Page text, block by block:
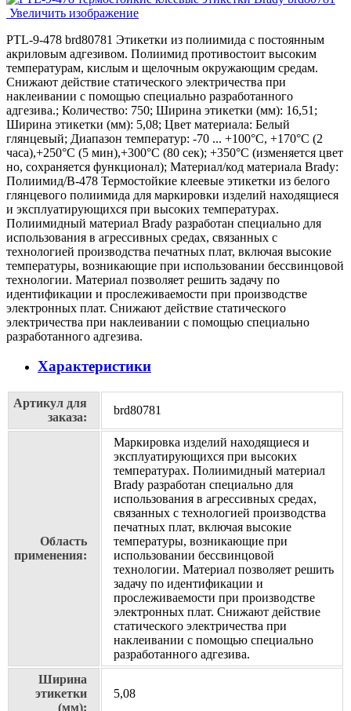
Увеличить изображение
PTL-9-478 brd80781 Этикетки из полиимида с постоянным
акриловым адгезивом. Полиимид противостоит высоким
температурам, кислым и щелочным окружающим средам.
Cнижают действие статического электричества при
наклеивании с помощью специально разработанного
адгезива.; Количество: 750; Ширина этикетки (мм): 16,51;
Ширина этикетки (мм): 5,08; Цвет материала: Белый
глянцевый; Диапазон температур: -70 ... +100°С, +170°С (2
часа),+250°С (5 мин),+300°С (80 сек); +350°С (изменяется цвет
но, сохраняется функционал); Материал/код материала Brady:
Полиимид/В-478 Термостойкие клеевые этикетки из белого
глянцевого полиимида для маркировки изделий находящиеся
и эксплуатирующихся при высоких температурах.
Полиимидный материал Brady разработан специально для
использования в агрессивных средах, связанных с
технологией производства печатных плат, включая высокие
температуры, возникающие при использовании бессвинцовой
технологии. Материал позволяет решить задачу по
идентификации и прослеживаемости при производстве
электронных плат. Cнижают действие статического
электричества при наклеивании с помощью специально
разработанного адгезива.
Характеристики
Артикул для
заказа:
brd80781
Область
применения:
Маркировка изделий находящиеся и
эксплуатирующихся при высоких
температурах. Полиимидный материал
Brady разработан специально для
использования в агрессивных средах,
связанных с технологией производства
печатных плат, включая высокие
температуры, возникающие при
использовании бессвинцовой
технологии. Материал позволяет решить
задачу по идентификации и
прослеживаемости при производстве
электронных плат. Cнижают действие
статического электричества при
наклеивании с помощью специально
разработанного адгезива.
Ширина
этикетки
(мм):
5,08